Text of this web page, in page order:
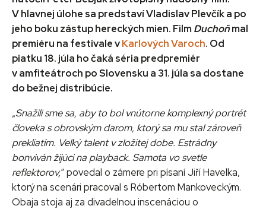
V hlavnej úlohe sa predstaví Vladislav Plevčík a po
jeho boku zástup hereckých mien. FilmDuchoňmal
premiéru na festivale vKarlových Varoch. Od
piatku 18. júla ho čaká séria predpremiér
v amfiteátroch po Slovensku a 31. júla sa dostane
do bežnej distribúcie.
„Snažili sme sa, aby to bol vnútorne komplexný portrét
človeka s obrovským darom, ktorý sa mu stal zároveň
prekliatím. Veľký talent v zložitej dobe. Estrádny
bonviván žijúci na playback. Samota vo svetle
reflektorov,“ povedal o zámere pri písaní Jiří Havelka,
ktorý na scenári pracoval s Róbertom Mankoveckým.
Obaja stoja aj za divadelnou inscenáciou o